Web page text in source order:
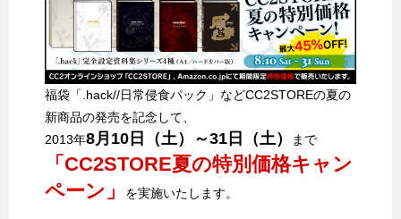
福袋「.hack//日常侵食パック」などCC2STOREの夏の
新商品の発売を記念して、
2013年8月10日（土）～31日（土） まで
「CC2STORE夏の特別価格キャン
ペーン」
を実施いたします。